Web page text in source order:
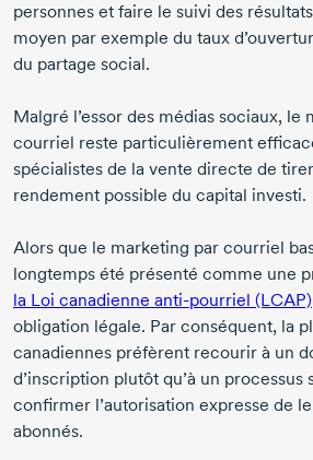
personnes et faire le suivi des
moyen par exemple du taux
du partage social.
Malgré l’essor des médias sociaux, le
courriel reste particulièrement
spécialistes de la vente directe de
rendement possible du capital investi.
Alors que le marketing par courriel
longtemps été présenté comme une
la Loi canadienne anti-pourriel (LCAP)
obligation légale. Par conséquent, la
canadiennes préfèrent recourir à un
d’inscription plutôt qu’à un processus
confirmer l’autorisation expresse de
abonnés.